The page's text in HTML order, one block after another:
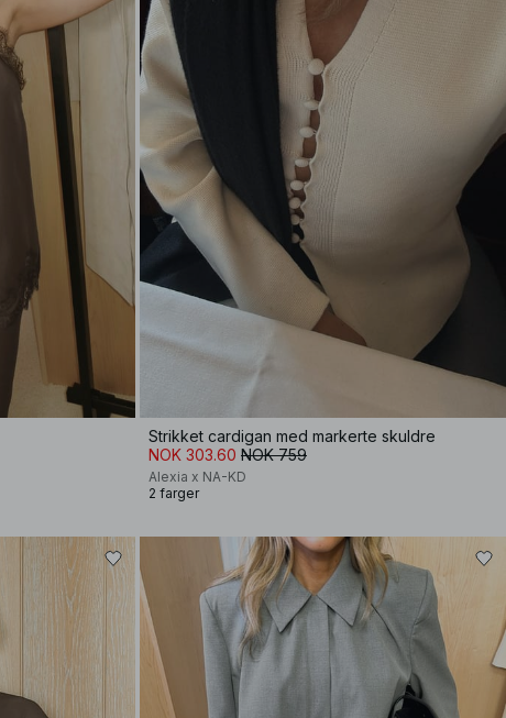
Strikket cardigan med markerte skuldre
NOK 303.60 NOK 759
Alexia x NA-KD
2 farger